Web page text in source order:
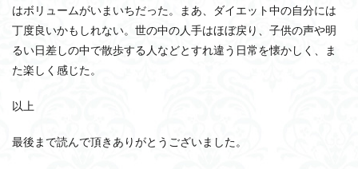
はボリュームがいまいちだった。まあ、ダイエット中の自分には
丁度良いかもしれない。世の中の人手はほぼ戻り、子供の声や明
るい日差しの中で散歩する人などとすれ違う日常を懐かしく、ま
た楽しく感じた。
以上
最後まで読んで頂きありがとうございました。